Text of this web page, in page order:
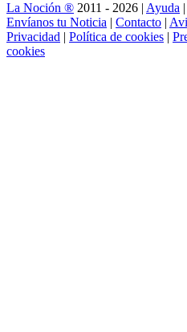
La Noción ® 2011 - 2026 | Ayuda |
Envíanos tu Noticia | Contacto |
Privacidad | Política de cookies |
cookies